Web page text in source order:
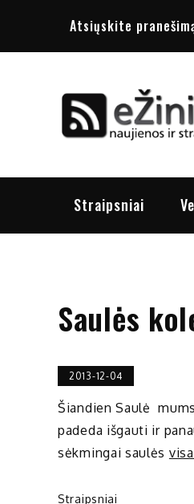
Atsiųskite
Straipsniai
Saulės
2013-12-04
Šiandien Saulė
padeda išgauti ir
sėkmingai saulės
Straipsniai